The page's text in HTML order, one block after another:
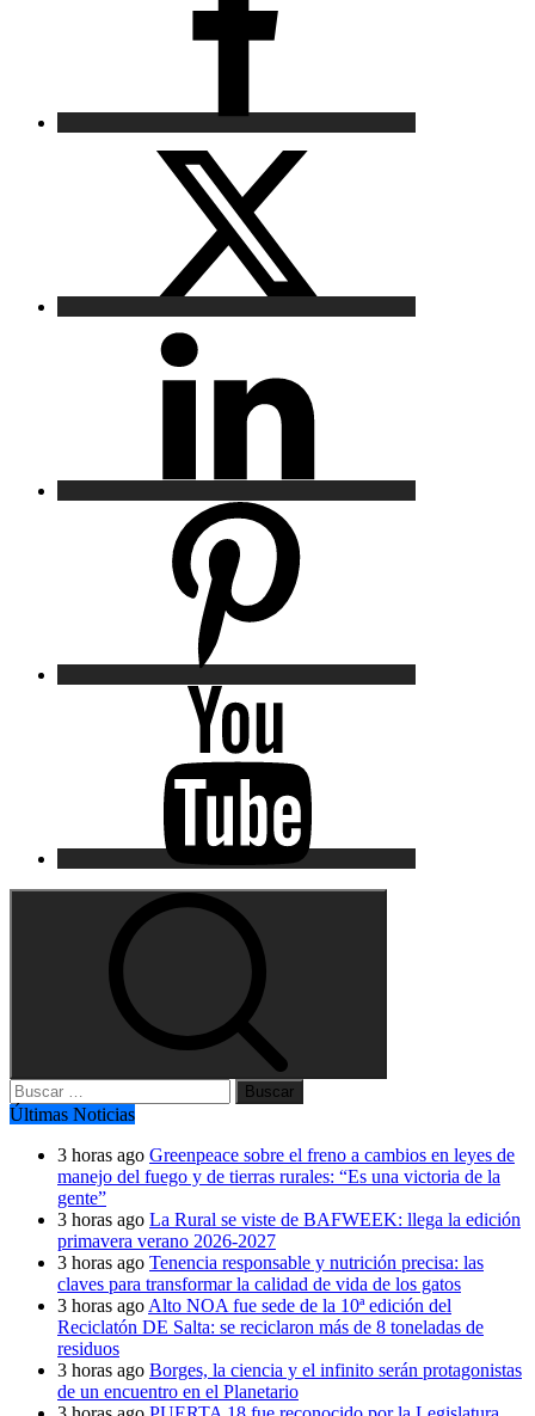
Buscar:
Últimas Noticias
3 horas ago Greenpeace sobre el freno a cambios en leyes de
manejo del fuego y de tierras rurales: “Es una victoria de la
gente”
3 horas ago La Rural se viste de BAFWEEK: llega la edición
primavera verano 2026-2027
3 horas ago Tenencia responsable y nutrición precisa: las
claves para transformar la calidad de vida de los gatos
3 horas ago Alto NOA fue sede de la 10ª edición del
Reciclatón DE Salta: se reciclaron más de 8 toneladas de
residuos
3 horas ago Borges, la ciencia y el infinito serán protagonistas
de un encuentro en el Planetario